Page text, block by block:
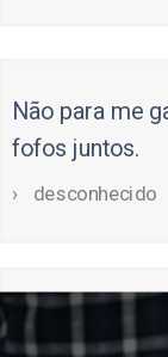
Não para me
fofos juntos.
desconhecido